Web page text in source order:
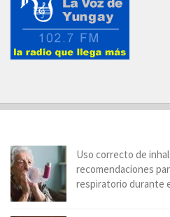
Uso correcto de
recomendaciones
respiratorio durante